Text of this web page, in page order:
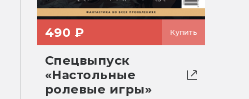
490 ₽ Купить
Спецвыпуск
«Настольные
ролевые игры»